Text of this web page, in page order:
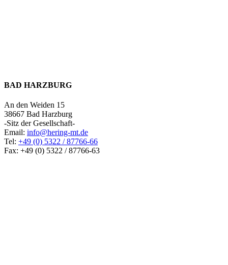
BAD HARZBURG
An den Weiden 15
38667 Bad Harzburg
-Sitz der Gesellschaft-
Email: info@hering-mt.de
Tel: +49 (0) 5322 / 87766-66
Fax: +49 (0) 5322 / 87766-63